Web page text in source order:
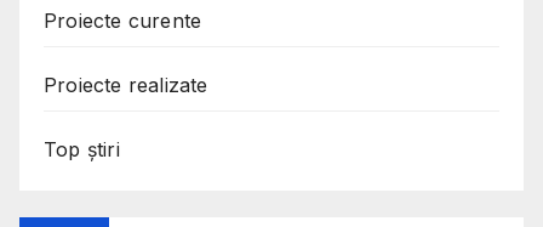
Proiecte curente
Proiecte realizate
Top știri